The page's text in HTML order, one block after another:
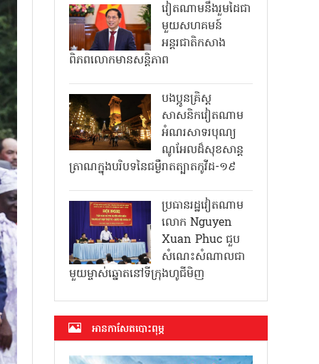
វៀតណាមនឹងរួមដៃជា
មួយសហគមន៍
អន្តរជាតិកសាង
ពិភពលោកមានសន្តិភាព
បងប្អូនគ្រិស្ត
សាសនិកវៀតណាម
អំណរសាទរបុណ្យ
ណូអែលដ៏សុខសាន្ត
ត្រាណក្នុងបរិបទនៃជម្ងឺរាតត្បាតកូវីដ-១៩
ប្រធានរដ្ឋវៀតណាម
លោក Nguyen
Xuan Phuc ជួប
សំណេះសំណាលជា
មួយម្ចាស់ឆ្នោតនៅទីក្រុងហូជីមិញ
អាន​កាសែត​បោះពុម្ភ